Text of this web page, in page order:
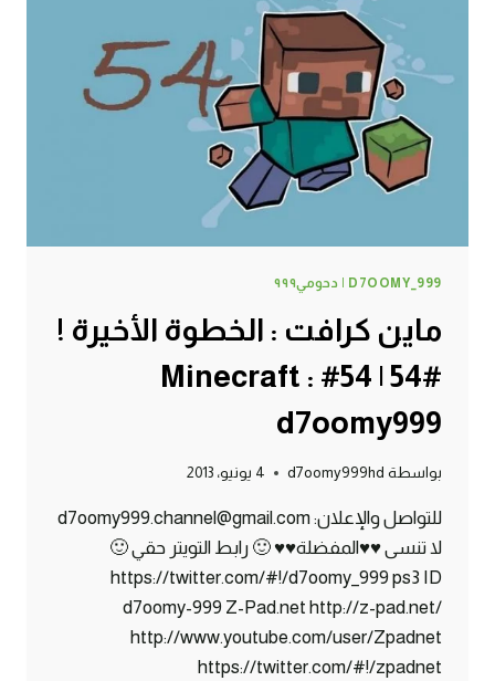
#55
|
55#
MINECRAFT
:
D7OOMY999
D7OOMY_999 | دحومي٩٩٩
ماين كرافت : الخطوة الأخيرة !
#54 | 54# Minecraft :
d7oomy999
بواسطة d7oomy999hd 4 يونيو، 2013
للتواصل والإعلان: d7oomy999.channel@gmail.com
لا تنسى ♥♥المفضلة♥♥ 🙂 رابط التويتر حقي 🙂
https://twitter.com/#!/d7oomy_999 ps3 ID
d7oomy-999 Z-Pad.net http://z-pad.net/
http://www.youtube.com/user/Zpadnet
https://twitter.com/#!/zpadnet